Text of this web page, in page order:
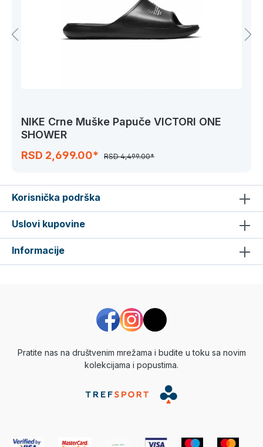
NIKE Crne Muške Papuče VICTORI ONE
SHOWER
RSD 2,699.00*
RSD 4,499.00*
Korisnička podrška
Uslovi kupovine
Informacije
Pratite nas na društvenim mrežama i budite u toku sa novim
kolekcijama i popustima.